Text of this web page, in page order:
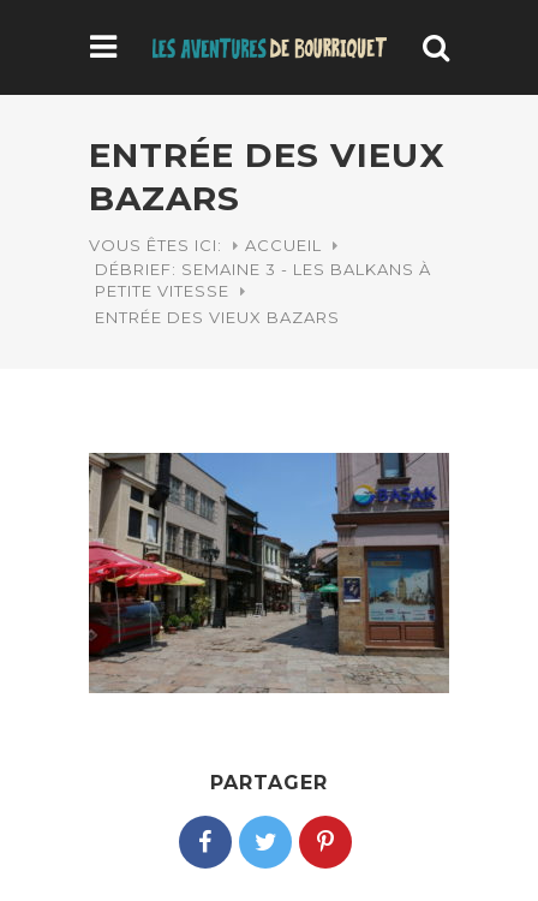
ENTRÉE DES VIEUX
BAZARS
VOUS ÊTES ICI:
ACCUEIL
DÉBRIEF: SEMAINE 3 - LES BALKANS À
PETITE VITESSE
ENTRÉE DES VIEUX BAZARS
PARTAGER